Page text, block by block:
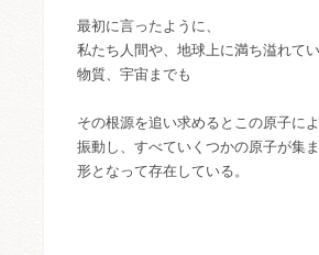
最初に言ったように、
私たち人間や、地球上に満ち溢れて
物質、宇宙までも
その根源を追い求めるとこの原子に
振動し、すべていくつかの原子が集ま
形となって存在している。